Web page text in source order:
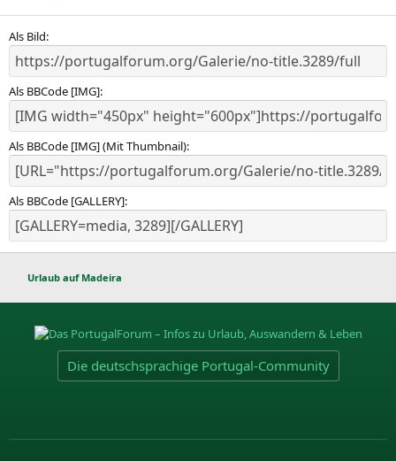
(
Als Bild
Als BBCode [IMG]
Als BBCode [IMG] (Mit Thumbnail)
Als BBCode [GALLERY]
Urlaub auf Madeira
Die deutschsprachige Portugal-Community